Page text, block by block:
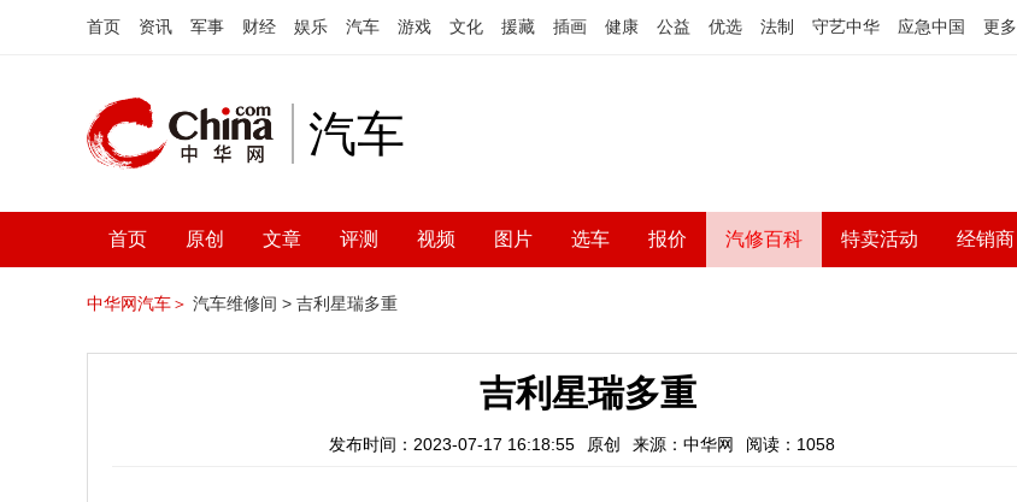
首页 资讯 军事 财经 娱乐 汽车 游戏 文化 援藏 插画 健康 公益 优选 法制 守艺中华 应急中国 更多
汽车
首页 原创 文章 评测 视频 图片 选车 报价 汽修百科 特卖活动 经销商
中华网汽车＞ 汽车维修间 > 吉利星瑞多重
吉利星瑞多重
发布时间：2023-07-17 16:18:55 原创 来源：中华网 阅读：1058